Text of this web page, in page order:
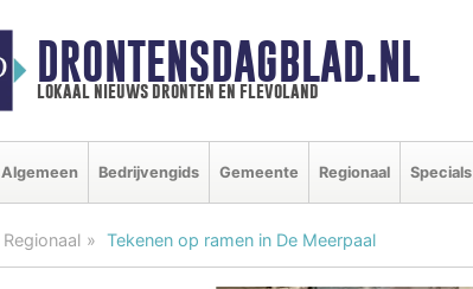
DRONTENSDAGBLAD.NL
lokaal nieuws dronten en flevoland
Algemeen Bedrijvengids Gemeente Regionaal Specials
Regionaal Tekenen op ramen in De Meerpaal